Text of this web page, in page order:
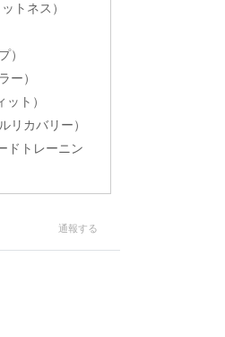
トネス）
）
ー）
ト）
リカバリー）
ドトレーニン
通報する